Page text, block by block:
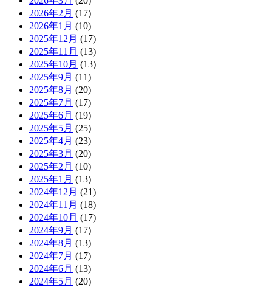
2026年2月 (17)
2026年1月 (10)
2025年12月 (17)
2025年11月 (13)
2025年10月 (13)
2025年9月 (11)
2025年8月 (20)
2025年7月 (17)
2025年6月 (19)
2025年5月 (25)
2025年4月 (23)
2025年3月 (20)
2025年2月 (10)
2025年1月 (13)
2024年12月 (21)
2024年11月 (18)
2024年10月 (17)
2024年9月 (17)
2024年8月 (13)
2024年7月 (17)
2024年6月 (13)
2024年5月 (20)